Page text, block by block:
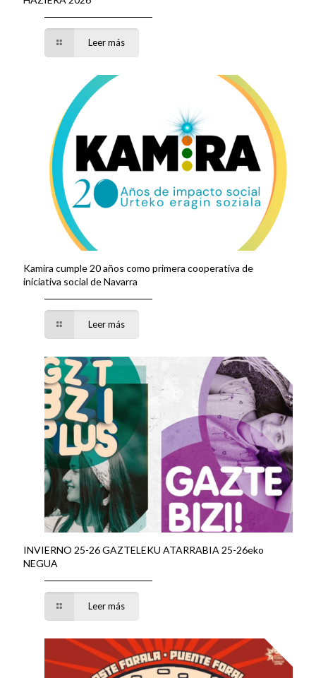
Leer más
Kamira cumple 20 años como primera cooperativa de
iniciativa social de Navarra
Leer más
INVIERNO 25-26 GAZTELEKU ATARRABIA 25-26eko
NEGUA
Leer más